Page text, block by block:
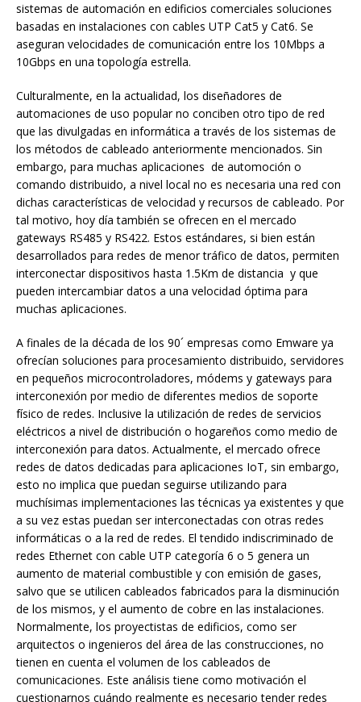
sistemas de automación en edificios comerciales soluciones
basadas en instalaciones con cables UTP Cat5 y Cat6. Se
aseguran velocidades de comunicación entre los 10Mbps a
10Gbps en una topología estrella.
Culturalmente, en la actualidad, los diseñadores de
automaciones de uso popular no conciben otro tipo de red
que las divulgadas en informática a través de los sistemas de
los métodos de cableado anteriormente mencionados. Sin
embargo, para muchas aplicaciones de automoción o
comando distribuido, a nivel local no es necesaria una red con
dichas características de velocidad y recursos de cableado. Por
tal motivo, hoy día también se ofrecen en el mercado
gateways RS485 y RS422. Estos estándares, si bien están
desarrollados para redes de menor tráfico de datos, permiten
interconectar dispositivos hasta 1.5Km de distancia y que
pueden intercambiar datos a una velocidad óptima para
muchas aplicaciones.
A finales de la década de los 90´ empresas como Emware ya
ofrecían soluciones para procesamiento distribuido, servidores
en pequeños microcontroladores, módems y gateways para
interconexión por medio de diferentes medios de soporte
físico de redes. Inclusive la utilización de redes de servicios
eléctricos a nivel de distribución o hogareños como medio de
interconexión para datos. Actualmente, el mercado ofrece
redes de datos dedicadas para aplicaciones IoT, sin embargo,
esto no implica que puedan seguirse utilizando para
muchísimas implementaciones las técnicas ya existentes y que
a su vez estas puedan ser interconectadas con otras redes
informáticas o a la red de redes. El tendido indiscriminado de
redes Ethernet con cable UTP categoría 6 o 5 genera un
aumento de material combustible y con emisión de gases,
salvo que se utilicen cableados fabricados para la disminución
de los mismos, y el aumento de cobre en las instalaciones.
Normalmente, los proyectistas de edificios, como ser
arquitectos o ingenieros del área de las construcciones, no
tienen en cuenta el volumen de los cableados de
comunicaciones. Este análisis tiene como motivación el
cuestionarnos cuándo realmente es necesario tender redes